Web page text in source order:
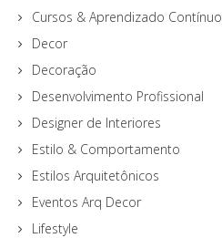
Cursos & Aprendizado Contínuo
Decor
Decoração
Desenvolvimento Profissional
Designer de Interiores
Estilo & Comportamento
Estilos Arquitetônicos
Eventos Arq Decor
Lifestyle